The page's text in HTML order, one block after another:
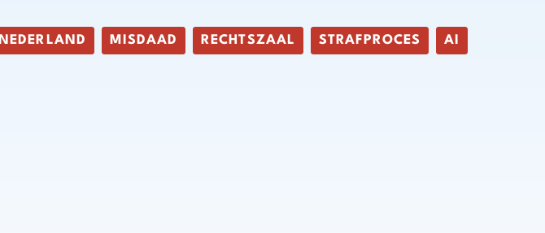
NEDERLAND MISDAAD RECHTSZAAL STRAFPROCES AI